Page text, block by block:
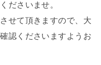
ださいませ。
せて頂きますので、大
認くださいますようお